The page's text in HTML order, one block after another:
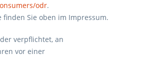
odr.
finden Sie oben im Impressum.
verpflichtet, an
vor einer